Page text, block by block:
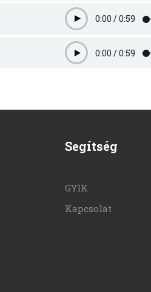
Play0:00 /0:59
Play0:00 /0:59
Segítség
GYIK
Kapcsolat